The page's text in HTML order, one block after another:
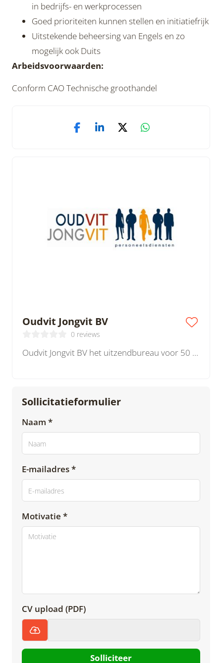
in bedrijfs- en werkprocessen
Goed prioriteiten kunnen stellen en initiatiefrijk
Uitstekende beheersing van Engels en zo
mogelijk ook Duits
Arbeidsvoorwaarden:
Conform CAO Technische groothandel
Oudvit Jongvit BV
0 reviews
Oudvit Jongvit BV het uitzendbureau voor 50 plussers, vutters en gepensioneerden.
Sollicitatieformulier
Naam *
E-mailadres *
Motivatie *
CV upload (PDF)
Solliciteer